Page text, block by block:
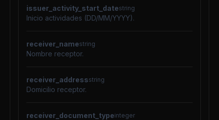
issuer_activity_start_datestring
Inicio actividades (DD/MM/YYYY).
receiver_namestring
Nombre receptor.
receiver_addressstring
Domicilio receptor.
receiver_document_typeinteger